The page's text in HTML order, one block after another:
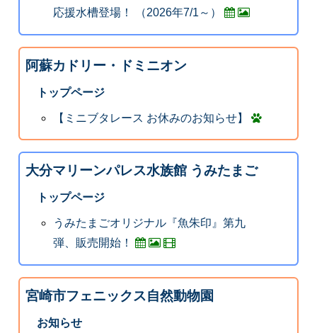
応援水槽登場！ （2026年7/1～）
阿蘇カドリー・ドミニオン
トップページ
【ミニブタレース お休みのお知らせ】
大分マリーンパレス水族館 うみたまご
トップページ
うみたまごオリジナル『魚朱印』第九
弾、販売開始！
宮崎市フェニックス自然動物園
お知らせ